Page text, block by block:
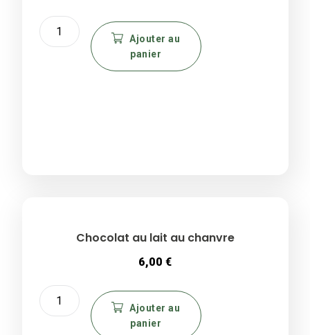
quantité
de
Ajouter au
panier
Chocolat au lait au chanvre
6,00 €
quantité
de
Ajouter au
panier